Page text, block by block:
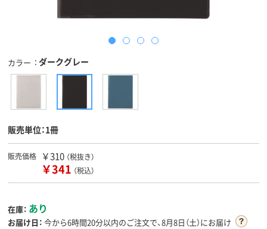
カラー ダークグレー
販売単位：1冊
販売価格 ￥310 （税抜き）
￥341 （税込）
在庫： あり
お届け日： 今から6時間20分以内のご注文で、8月8日（土）にお届け